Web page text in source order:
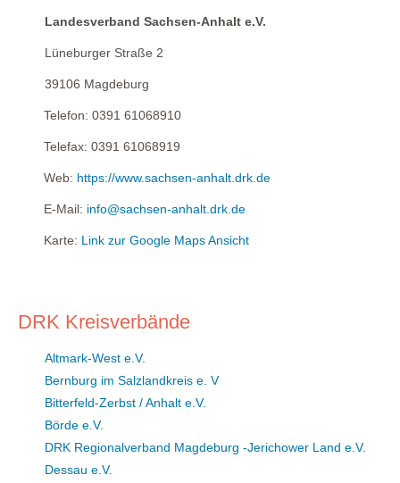
Landesverband Sachsen-Anhalt e.V.
Lüneburger Straße 2
39106 Magdeburg
Telefon: 0391 61068910
Telefax: 0391 61068919
Web: https://www.sachsen-anhalt.drk.de
E-Mail: info@sachsen-anhalt.drk.de
Karte: Link zur Google Maps Ansicht
DRK Kreisverbände
Altmark-West e.V.
Bernburg im Salzlandkreis e. V
Bitterfeld-Zerbst / Anhalt e.V.
Börde e.V.
DRK Regionalverband Magdeburg -Jerichower Land e.V.
Dessau e.V.